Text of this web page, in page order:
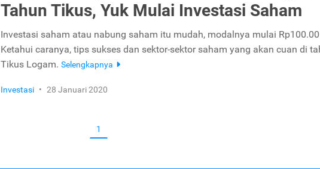
Tahun Tikus, Yuk Mulai Investasi Saham
Investasi saham atau nabung saham itu mudah, modalnya mulai
Ketahui caranya, tips sukses dan sektor-sektor saham yang akan cuan di
Tikus Logam. Selengkapnya
Investasi • 28 Januari 2020
1